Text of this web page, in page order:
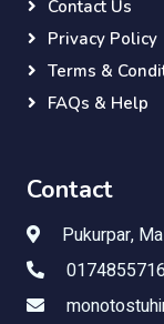
Contact Us
Privacy Policy
Terms &
FAQs & Help
Contact
Pukurpar,